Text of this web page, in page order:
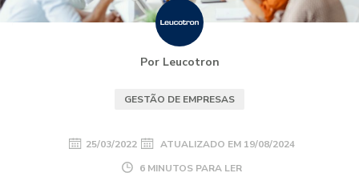
Por Leucotron
GESTÃO DE EMPRESAS
25/03/2022 ATUALIZADO EM 19/08/2024
6 MINUTOS PARA LER